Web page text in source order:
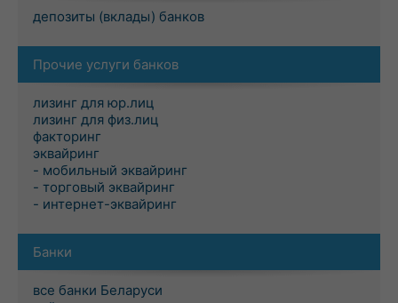
депозиты (вклады) банков
Прочие услуги банков
лизинг для юр.лиц
лизинг для физ.лиц
факторинг
эквайринг
- мобильный эквайринг
- торговый эквайринг
- интернет-эквайринг
Банки
все банки Беларуси